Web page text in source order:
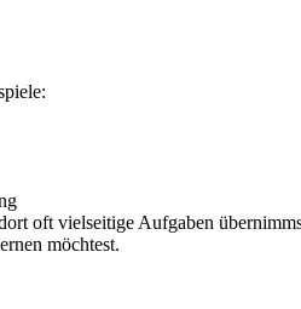
oft vielseitige Aufgaben
möchtest.